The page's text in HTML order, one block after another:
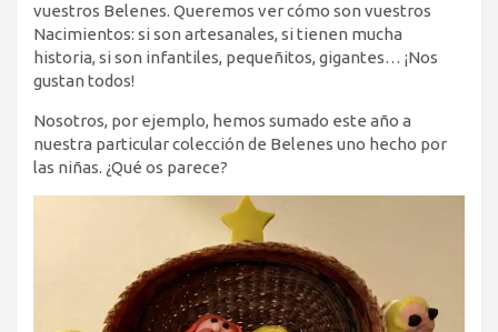
vuestros Belenes. Queremos ver cómo son vuestros
Nacimientos: si son artesanales, si tienen mucha
historia, si son infantiles, pequeñitos, gigantes… ¡Nos
gustan todos!
Nosotros, por ejemplo, hemos sumado este año a
nuestra particular colección de Belenes uno hecho por
las niñas. ¿Qué os parece?